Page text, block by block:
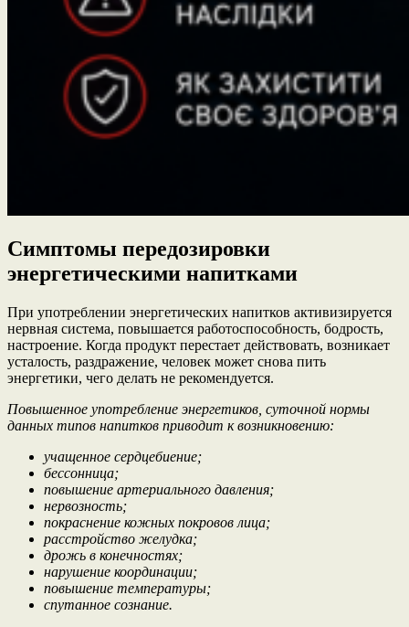
Симптомы передозировки
энергетическими напитками
При употреблении энергетических напитков активизируется
нервная система, повышается работоспособность, бодрость,
настроение. Когда продукт перестает действовать, возникает
усталость, раздражение, человек может снова пить
энергетики, чего делать не рекомендуется.
Повышенное употребление энергетиков, суточной нормы
данных типов напитков приводит к возникновению:
учащенное сердцебиение;
бессонница;
повышение артериального давления;
нервозность;
покраснение кожных покровов лица;
расстройство желудка;
дрожь в конечностях;
нарушение координации;
повышение температуры;
спутанное сознание.